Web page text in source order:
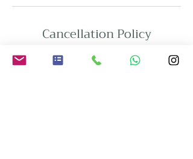
Cancellation Policy